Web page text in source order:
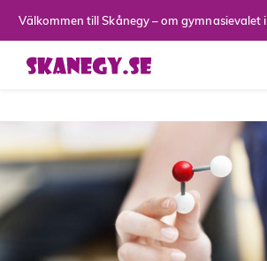
Välkommen till Skånegy – om gymnasievalet